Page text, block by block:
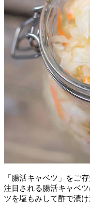
「腸活キャベツ」をご
注目される腸活キャベ
ツを塩もみして酢で漬